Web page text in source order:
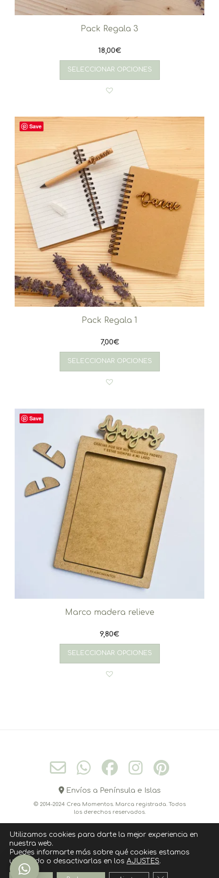
Pack Regala 3
18,00€
SELECCIONAR OPCIONES
Save
Pack Regala 1
7,00€
SELECCIONAR OPCIONES
Save
Marco madera relieve
9,80€
SELECCIONAR OPCIONES
Envíos a Península e Islas
© 2014-2024 Crea Momentos. Marca registrada. Todos
los derechos reservados.
CONÓCEME CONTACTO
CÓMO COMPRAR
POLITICA DE COOKIES
AVISO LEGAL
POLÍTICA DE PRIVACIDAD
Utilizamos cookies para darte la mejor experiencia en
nuestra web.
Puedes informarte más sobre qué cookies estamos
utilizando o desactivarlas en los AJUSTES.